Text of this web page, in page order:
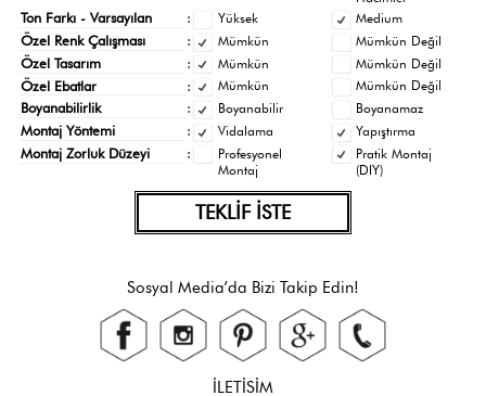
Ton Farkı - Varsayılan : Yüksek Medium
Özel Renk Çalışması : Mümkün Mümkün Değil
Özel Tasarım : Mümkün Mümkün Değil
Özel Ebatlar : Mümkün Mümkün Değil
Boyanabilirlik : Boyanabilir Boyanamaz
Montaj Yöntemi : Vidalama Yapıştırma
Montaj Zorluk Düzeyi :
Profesyonel
Montaj
Pratik Montaj
(DIY)
TEKLİF İSTE
Sosyal Media’da Bizi Takip Edin!
İLETİSİM